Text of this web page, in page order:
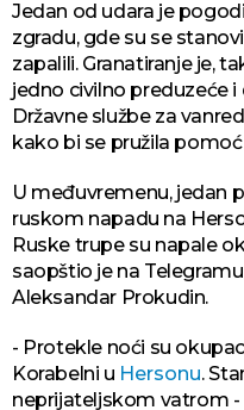
Jedan od udara je
zgradu, gde su se
zapalili. Granatiranje je,
jedno civilno preduzeće
Državne službe za
kako bi se pružila
U međuvremenu, jedan
ruskom napadu na
Ruske trupe su napale
saopštio je na
Aleksandar Prokudin.
- Protekle noći su
Korabelni u Hersonu.
neprijateljskom vatrom -